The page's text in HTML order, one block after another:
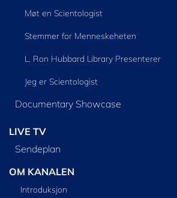
Møt en Scientologist
Stemmer for Menneskeheten
L. Ron Hubbard Library Presenterer
Jeg er Scientologist
Documentary Showcase
LIVE TV
Sendeplan
OM KANALEN
Introduksjon